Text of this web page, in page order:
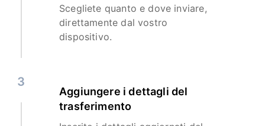
Scegliete quanto e dove inviare,
direttamente dal vostro
dispositivo.
3
Aggiungere i dettagli del
trasferimento